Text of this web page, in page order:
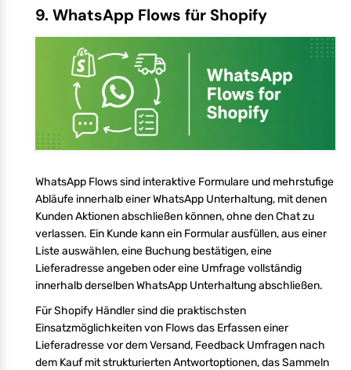
9. WhatsApp Flows für Shopify
WhatsApp Flows sind interaktive Formulare und mehrstufige
Abläufe innerhalb einer WhatsApp Unterhaltung, mit denen
Kunden Aktionen abschließen können, ohne den Chat zu
verlassen. Ein Kunde kann ein Formular ausfüllen, aus einer
Liste auswählen, eine Buchung bestätigen, eine
Lieferadresse angeben oder eine Umfrage vollständig
innerhalb derselben WhatsApp Unterhaltung abschließen.
Für Shopify Händler sind die praktischsten
Einsatzmöglichkeiten von Flows das Erfassen einer
Lieferadresse vor dem Versand, Feedback Umfragen nach
dem Kauf mit strukturierten Antwortoptionen, das Sammeln